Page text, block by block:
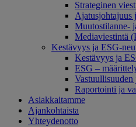
Strateginen
Ajatusjohtajuus
Muutostilanne-
Mediaviestintä
Kestävyys ja ESG-
Kestävyys ja
ESG –
Vastuullisuuden
Raportointi ja
Asiakkaitamme
Ajankohtaista
Yhteydenotto